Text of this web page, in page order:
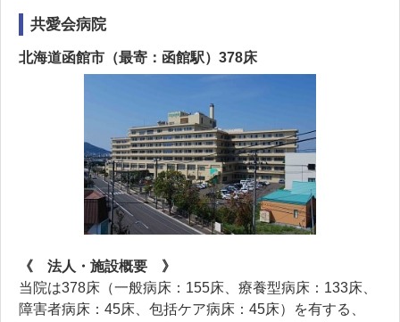
共愛会病院
北海道函館市（最寄：函館駅）378床
《 法人・施設概要 》
当院は378床（一般病床：155床、療養型病床：133床、
障害者病床：45床、包括ケア病床：45床）を有する、